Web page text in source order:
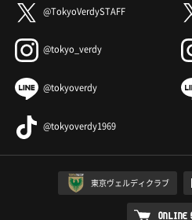
@TokyoVerdySTAFF
@tokyo_verdy
@tokyoverdy
@tokyoverdy1969
東京ヴェルディクラブ
ONLINE